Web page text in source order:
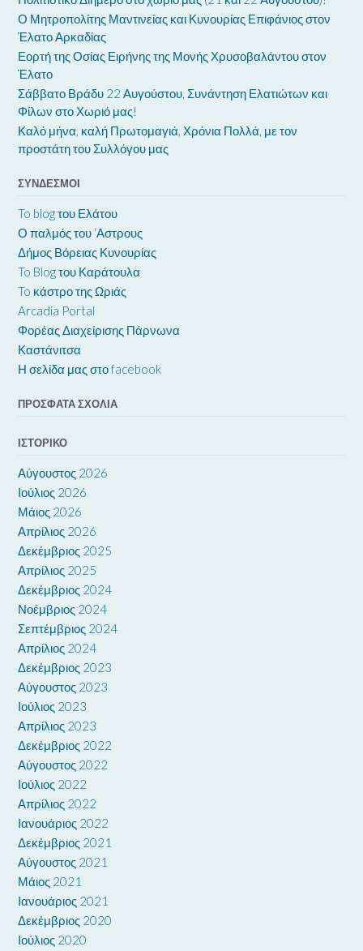
Ο Μητροπολίτης Μαντινείας και Κυνουρίας Επιφάνιος στον
Έλατο Αρκαδίας
Εορτή της Οσίας Ειρήνης της Μονής Χρυσοβαλάντου στον
Έλατο
Σάββατο Βράδυ 22 Αυγούστου, Συνάντηση Ελατιώτων και
Φίλων στο Χωριό μας!
Καλό μήνα, καλή Πρωτομαγιά, Χρόνια Πολλά, με τον
προστάτη του Συλλόγου μας
ΣΎΝΔΕΣΜΟΙ
To blog του Ελάτου
Ο παλμός του ‘Αστρους
Δήμος Βόρειας Κυνουρίας
To Blog του Καράτουλα
To κάστρο της Ωριάς
Arcadia Portal
Φορέας Διαχείρισης Πάρνωνα
Καστάνιτσα
Η σελίδα μας στο facebook
ΠΡΌΣΦΑΤΑ ΣΧΌΛΙΑ
ΙΣΤΟΡΙΚΌ
Αύγουστος 2026
Ιούλιος 2026
Μάιος 2026
Απρίλιος 2026
Δεκέμβριος 2025
Απρίλιος 2025
Δεκέμβριος 2024
Νοέμβριος 2024
Σεπτέμβριος 2024
Απρίλιος 2024
Δεκέμβριος 2023
Αύγουστος 2023
Ιούλιος 2023
Απρίλιος 2023
Δεκέμβριος 2022
Αύγουστος 2022
Ιούλιος 2022
Απρίλιος 2022
Ιανουάριος 2022
Δεκέμβριος 2021
Αύγουστος 2021
Μάιος 2021
Ιανουάριος 2021
Δεκέμβριος 2020
Ιούλιος 2020